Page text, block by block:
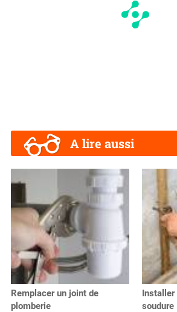
A lire aussi
Remplacer un joint de
plomberie
Installer
soudure